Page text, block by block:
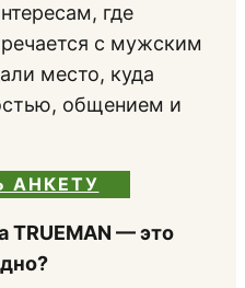
где
с мужским
место, куда
общением и
АНКЕТУ
— это